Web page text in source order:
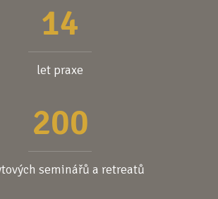
14
let praxe
200
seminářů a retreatů